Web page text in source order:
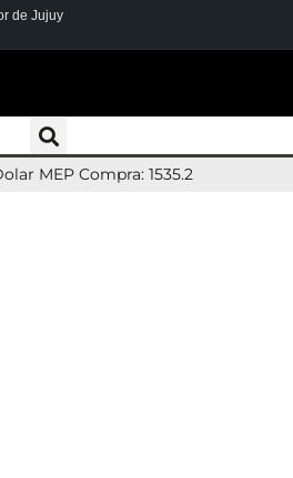
de Jujuy
MEP Compra: 1535.2